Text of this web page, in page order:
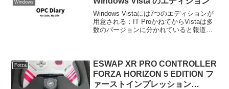
Windows
Windows Vistaには7つのエディションが
用意される：IT ProかねてからVistaは多
数のバージョンに分かれていると報道さ
Forza
ESWAP XR PRO CONTROLLER
FORZA HORIZON 5 EDITION フ
ァーストインプレッション